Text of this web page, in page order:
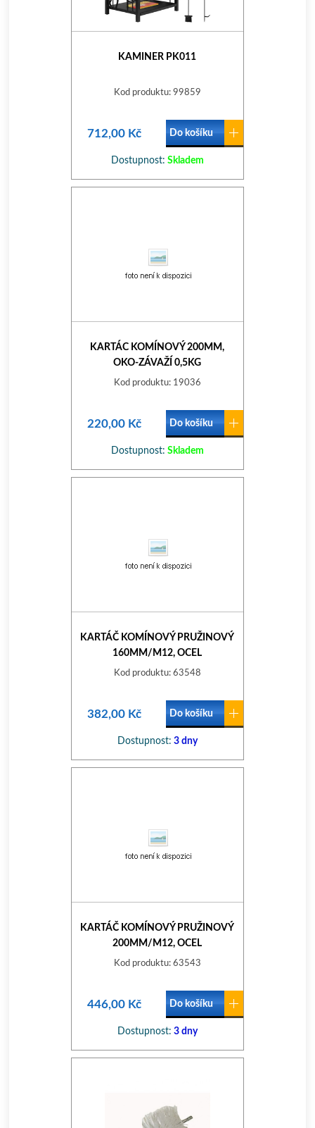
KAMINER PK011
Kod produktu: 99859
712,00 Kč Do košíku
Dostupnost: Skladem
KARTÁC KOMÍNOVÝ 200MM,
OKO-ZÁVAŽÍ 0,5KG
Kod produktu: 19036
220,00 Kč Do košíku
Dostupnost: Skladem
KARTÁČ KOMÍNOVÝ PRUŽINOVÝ
160MM/M12, OCEL
Kod produktu: 63548
382,00 Kč Do košíku
Dostupnost: 3 dny
KARTÁČ KOMÍNOVÝ PRUŽINOVÝ
200MM/M12, OCEL
Kod produktu: 63543
446,00 Kč Do košíku
Dostupnost: 3 dny